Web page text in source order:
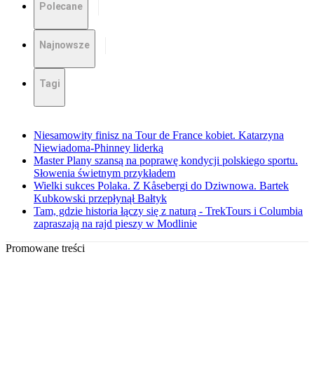
Polecane
Najnowsze
Tagi
Niesamowity finisz na Tour de France kobiet. Katarzyna
Niewiadoma-Phinney liderką
Master Plany szansą na poprawę kondycji polskiego sportu.
Słowenia świetnym przykładem
Wielki sukces Polaka. Z Kåsebergi do Dziwnowa. Bartek
Kubkowski przepłynął Bałtyk
Tam, gdzie historia łączy się z naturą - TrekTours i Columbia
zapraszają na rajd pieszy w Modlinie
Promowane treści